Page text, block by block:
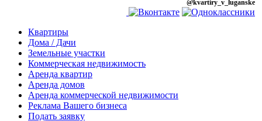
@kvartiry_v_luganske
Квартиры
Дома / Дачи
Земельные участки
Коммерческая недвижимость
Аренда квартир
Аренда домов
Аренда коммерческой недвижимости
Реклама Вашего бизнеса
Подать заявку